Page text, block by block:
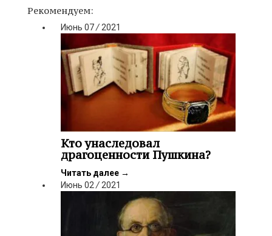
Рекомендуем:
Июнь 07/2021
Кто унаследовал
драгоценности Пушкина?
Читать далее →
Июнь 02/2021